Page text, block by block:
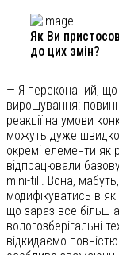
Як Ви
до цих змін?
— Я переконаний, що
вирощування:
реакції на умови
можуть дуже швидко
окремі елементи як
відпрацювали
mini-till. Вона,
модифікуватись в
що зараз все більш
вологозберігальні
відкидаємо